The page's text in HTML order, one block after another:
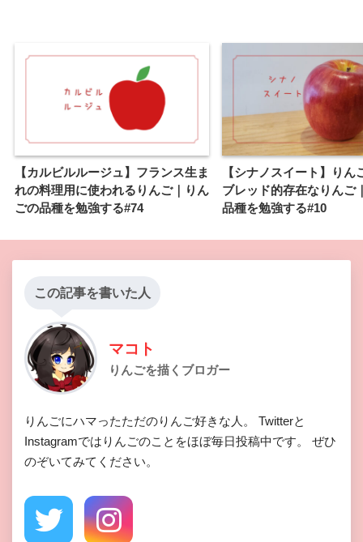
【カルビルルージュ】フランス生ま
れの料理用に使われるりんご｜りん
ごの品種を勉強する#74
【シナノスイート】りん
ブレッド的存在なりんご
品種を勉強する#10
この記事を書いた人
マコト
りんごを描くブロガー
りんごにハマったただのりんご好きな人。 Twitterと
Instagramではりんごのことをほぼ毎日投稿中です。 ぜひ
のぞいてみてください。